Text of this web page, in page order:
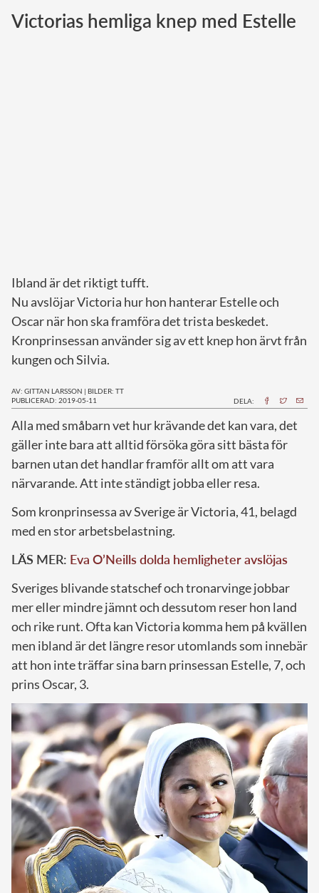
Norska kungahuset
Victorias hemliga knep med Estelle
Ibland är det riktigt tufft.
Nu avslöjar Victoria hur hon hanterar Estelle och
Oscar när hon ska framföra det trista beskedet.
Kronprinsessan använder sig av ett knep hon ärvt från
kungen och Silvia.
AV: GITTAN LARSSON | BILDER: TT
PUBLICERAD: 2019-05-11
DELA:
Alla med småbarn vet hur krävande det kan vara, det
gäller inte bara att alltid försöka göra sitt bästa för
barnen utan det handlar framför allt om att vara
närvarande. Att inte ständigt jobba eller resa.
Som kronprinsessa av Sverige är Victoria, 41, belagd
med en stor arbetsbelastning.
LÄS MER: Eva O’Neills dolda hemligheter avslöjas
Sveriges blivande statschef och tronarvinge jobbar
mer eller mindre jämnt och dessutom reser hon land
och rike runt. Ofta kan Victoria komma hem på kvällen
men ibland är det längre resor utomlands som innebär
att hon inte träffar sina barn prinsessan Estelle, 7, och
prins Oscar, 3.